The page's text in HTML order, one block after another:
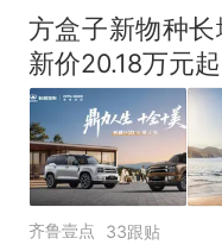
方盒子新物种
新价20.18万元起
齐鲁壹点 33跟贴